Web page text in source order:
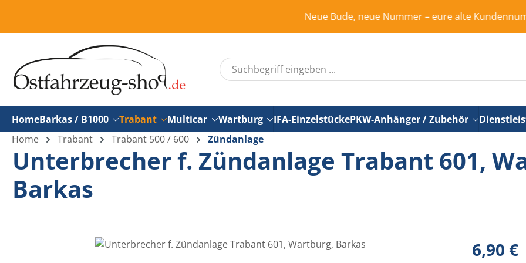
Neue Bude, neue Nummer – eure alte Kundennummer
HomeBarkas / B1000 Trabant Multicar Wartburg IFA-EinzelstückePKW-Anhänger / Zubehör
Home
Trabant Trabant 500 / 600 Zündanlage
Unterbrecher f. Zündanlage Trabant 601,
Barkas
Bildergalerie überspringen Regulärer
6,90 €